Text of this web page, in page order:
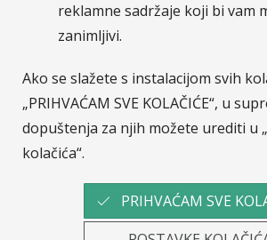
© Sava osiguranje
reklamne sadržaje koji bi vam
zanimljivi.
Ako se slažete s instalacijom svih
„PRIHVAĆAM SVE KOLAČIĆE“, u
dopuštenja za njih možete urediti u
kolačića“.
PRIHVAĆAM SVE